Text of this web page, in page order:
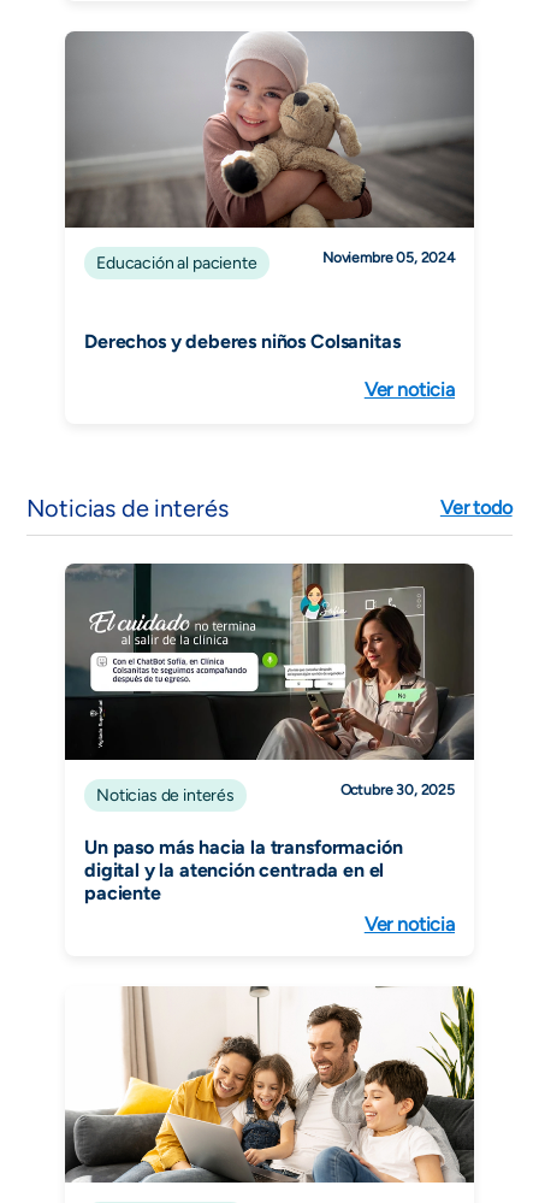
Educación al paciente Noviembre 05, 2024
Derechos y deberes niños Colsanitas
Ver noticia
Noticias de interés Ver todo
Noticias de interés Octubre 30, 2025
Un paso más hacia la transformación
digital y la atención centrada en el
paciente
Ver noticia